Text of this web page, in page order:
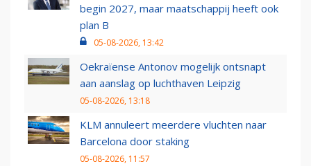
begin 2027, maar maatschappij heeft ook
plan B
05-08-2026, 13:42
Oekraïense Antonov mogelijk ontsnapt
aan aanslag op luchthaven Leipzig
05-08-2026, 13:18
KLM annuleert meerdere vluchten naar
Barcelona door staking
05-08-2026, 11:57